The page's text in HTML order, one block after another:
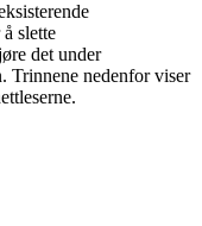
slette
det under
Trinnene nedenfor viser